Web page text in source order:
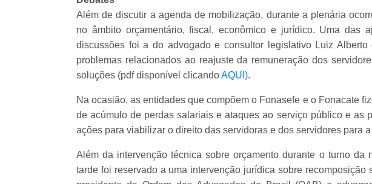
Além de discutir a agenda de mobilização, durante a plenária
no âmbito orçamentário, fiscal, econômico e jurídico. Uma das
discussões foi a do advogado e consultor legislativo Luiz
problemas relacionados ao reajuste da remuneração dos
soluções (pdf disponível clicandoAQUI).
Na ocasião, as entidades que compõem o Fonasefe e o Fonacate
de acúmulo de perdas salariais e ataques ao serviço público e as
ações para viabilizar o direito das servidoras e dos servidores para
Além da intervenção técnica sobre orçamento durante o turno da
tarde foi reservado a uma intervenção jurídica sobre recomposição